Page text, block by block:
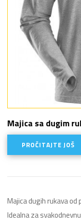
Majica sa dugim
PROČITAJTE JOŠ
Majica dugih rukava
Idealna za